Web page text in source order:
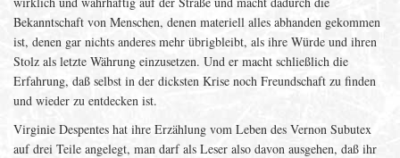
Bekanntschaft von Menschen, denen materiell alles abhanden gekommen
ist, denen gar nichts anderes mehr übrigbleibt, als ihre Würde und ihren
Stolz als letzte Währung einzusetzen. Und er macht schließlich die
Erfahrung, daß selbst in der dicksten Krise noch Freundschaft zu finden
und wieder zu entdecken ist.
Virginie Despentes hat ihre Erzählung vom Leben des Vernon Subutex
auf drei Teile angelegt, man darf als Leser also davon ausgehen, daß ihr